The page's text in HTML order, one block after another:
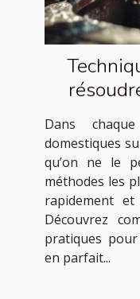
Dans
domestiques
qu’on ne le
méthodes les
rapidement
Découvrez
pratiques
en parfait...